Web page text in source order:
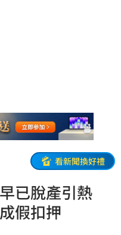
看新聞換好禮
已脫產引熱
假扣押